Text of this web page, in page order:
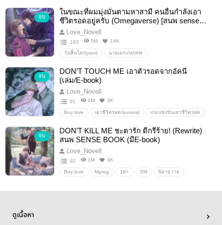
จบ
ในขณะที่ผมมุ่งมั่นตามหาสามี คนอื่นกำลังเอา
ชีวิตรอดอยู่ครับ (Omegaverse) [สนพ sense
book]
Love_Novell
183 5M 14K
วันสิ้นโลก|yaoi| นายเอกเก่ง/เทพ
สามีของนีลล์
จบ
DON’T TOUCH ME เอาตัวรอดจากอัคนี
(เล่ม/E-book)
Love_Novell
91 1M 3K
Boy love เอาชีวิตรอด/survival เกมแข่งขันเอาชีวิตรอด
พระเอกยันแตก
จบ
DON’T KILL ME ชะตารัก ดีกรีร้าย! (Rewrite)
สนพ SENSE BOOK (มีE-book)
Love_Novell
92 1M 3K
Boy love Mpreg 18+ SM นิยายวาย
ดูเนื้อหา